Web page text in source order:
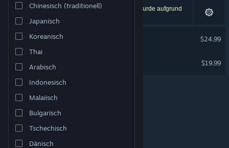
Sprache ändern
Steam-Mobile-App herunterladen
Desktopversion anzeigen
Chinesisch (traditionell)
Japanisch
Koreanisch
Thai
Arabisch
Indonesisch
Malaiisch
Bulgarisch
Tschechisch
Dänisch
2 Ergebnisse entsprechen Ihrer Suche. 1 Titel wurde aufgrund
Ihrer Einstellungen ausgeschlossen.
$24.99
$19.99